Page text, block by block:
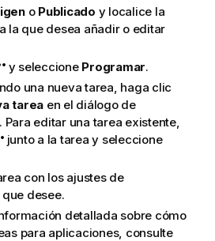
o Publicado y localice la
la que desea añadir o editar
y seleccione Programar.
una nueva tarea, haga clic
tarea en el diálogo de
editar una tarea existente,
junto a la tarea y seleccione
con los ajustes de
desee.
detallada sobre cómo
para aplicaciones, consulte